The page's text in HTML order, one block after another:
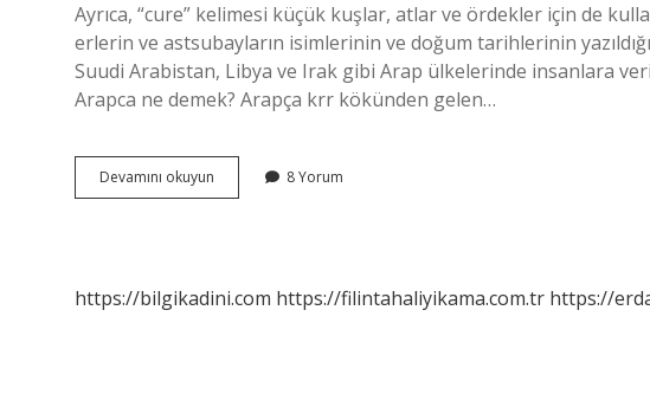
Ayrıca, “cure” kelimesi küçük kuşlar, atlar ve ördekler için de
erlerin ve astsubayların isimlerinin ve doğum tarihlerinin
Suudi Arabistan, Libya ve Irak gibi Arap ülkelerinde insanlara
Arapca ne demek? Arapça krr kökünden gelen…
Devamını okuyun
Ne
8 Yorum
https://bilgikadini.com https://filintahaliyikama.com.tr https://